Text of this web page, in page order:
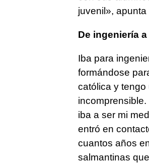
juvenil»,
De ingeniería
Iba para
formándose
católica y tengo
iba a ser mi
entró en
cuantos años
salmantinas